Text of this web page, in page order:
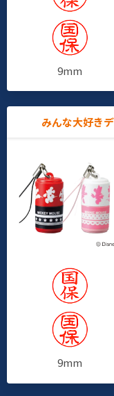
9mm
みんな大好き
9mm